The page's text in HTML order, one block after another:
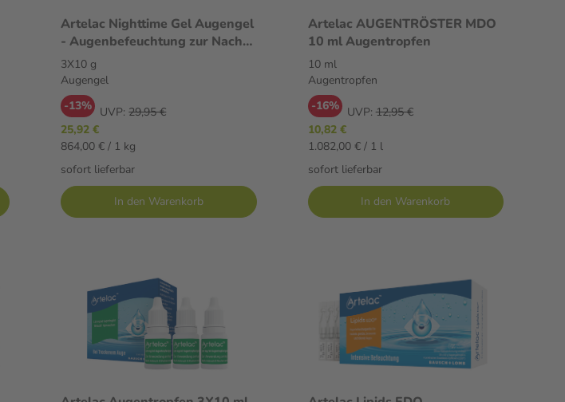
Artelac Nighttime Gel Augengel
- Augenbefeuchtung zur Nacht
3X10 g Augengel
3X10 g
Augengel
-13% UVP: 29,95 €
25,92 €
864,00 € / 1 kg
sofort lieferbar
In den Warenkorb
Artelac AUGENTRÖSTER MDO
10 ml Augentropfen
10 ml
Augentropfen
-16% UVP: 12,95 €
10,82 €
1.082,00 € / 1 l
sofort lieferbar
In den Warenkorb